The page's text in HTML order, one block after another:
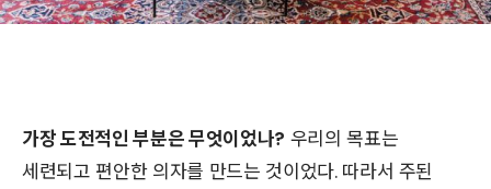
가장 도전적인 부분은 무엇이었나? 우리의 목표는
세련되고 편안한 의자를 만드는 것이었다. 따라서 주된